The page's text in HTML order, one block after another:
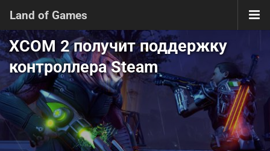
Land of Games
XCOM 2 получит поддержку
контроллера Steam